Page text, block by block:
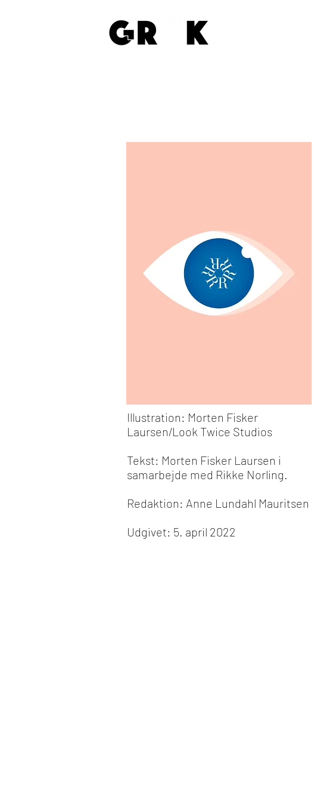
Illustration: Morten Fisker
Laursen/Look Twice Studios
Tekst: Morten Fisker Laursen i
samarbejde med Rikke Norling.
Redaktion: Anne Lundahl Mauritsen
Udgivet: 5. april 2022